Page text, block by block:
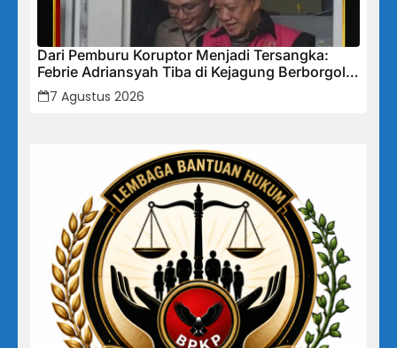
Dari Pemburu Koruptor Menjadi Tersangka:
Febrie Adriansyah Tiba di Kejagung Berborgol,
Bawa Map Biru dan Senyum Penuh Teka-teki
7 Agustus 2026